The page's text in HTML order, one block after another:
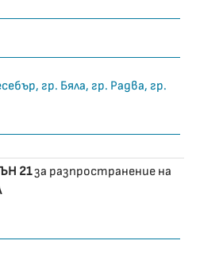
гр. Бяла, гр. Радва, гр.
21за разпространение на